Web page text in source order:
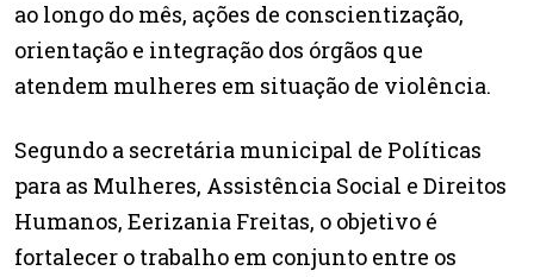
ao longo do mês, ações de conscientização,
orientação e integração dos órgãos que
atendem mulheres em situação de violência.
Segundo a secretária municipal de Políticas
para as Mulheres, Assistência Social e Direitos
Humanos, Eerizania Freitas, o objetivo é
fortalecer o trabalho em conjunto entre os